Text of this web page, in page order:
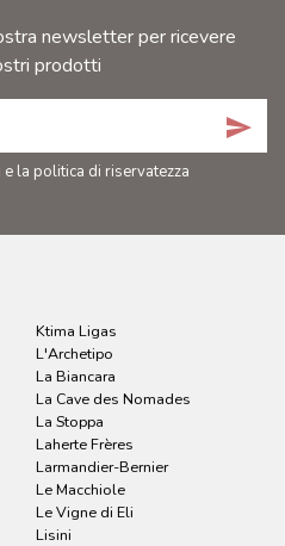
newsletter per ricevere
prodotti
send
la politica di riservatezza
Ktima Ligas
L'Archetipo
La Biancara
La Cave des Nomades
La Stoppa
Laherte Frères
Larmandier-Bernier
Le Macchiole
Le Vigne di Eli
Lisini